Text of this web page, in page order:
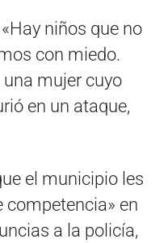
niños que no
con miedo.
mujer cuyo
en un ataque,
el municipio les
competencia» en
a la policía,